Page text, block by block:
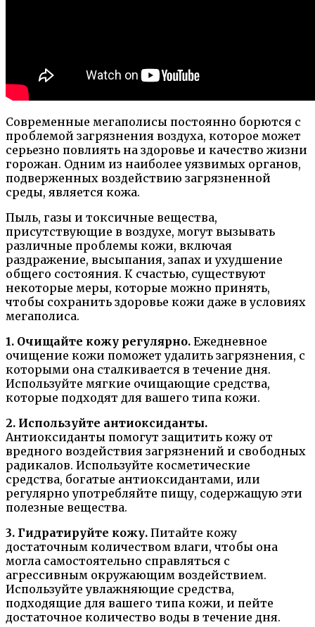
Современные мегаполисы постоянно борются с
проблемой загрязнения воздуха, которое может
серьезно повлиять на здоровье и качество жизни
горожан. Одним из наиболее уязвимых органов,
подверженных воздействию загрязненной
среды, является кожа.
Пыль, газы и токсичные вещества,
присутствующие в воздухе, могут вызывать
различные проблемы кожи, включая
раздражение, высыпания, запах и ухудшение
общего состояния. К счастью, существуют
некоторые меры, которые можно принять,
чтобы сохранить здоровье кожи даже в условиях
мегаполиса.
1. Очищайте кожу регулярно. Ежедневное
очищение кожи поможет удалить загрязнения, с
которыми она сталкивается в течение дня.
Используйте мягкие очищающие средства,
которые подходят для вашего типа кожи.
2. Используйте антиоксиданты.
Антиоксиданты помогут защитить кожу от
вредного воздействия загрязнений и свободных
радикалов. Используйте косметические
средства, богатые антиоксидантами, или
регулярно употребляйте пищу, содержащую эти
полезные вещества.
3. Гидратируйте кожу. Питайте кожу
достаточным количеством влаги, чтобы она
могла самостоятельно справляться с
агрессивным окружающим воздействием.
Используйте увлажняющие средства,
подходящие для вашего типа кожи, и пейте
достаточное количество воды в течение дня.